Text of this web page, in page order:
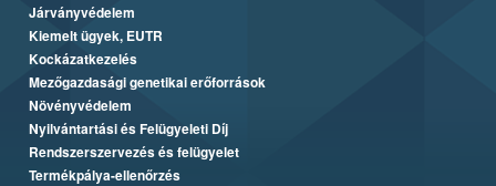
Járványvédelem
Kiemelt ügyek, EUTR
Kockázatkezelés
Mezőgazdasági genetikai erőforrások
Növényvédelem
Nyilvántartási és Felügyeleti Díj
Rendszerszervezés és felügyelet
Termékpálya-ellenőrzés